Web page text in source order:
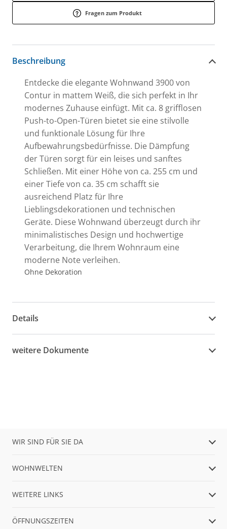
Fragen zum Produkt
Beschreibung
Entdecke die elegante Wohnwand 3900 von
Contur in mattem Weiß, die sich perfekt in Ihr
modernes Zuhause einfügt. Mit ca. 8 grifflosen
Push-to-Open-Türen bietet sie eine stilvolle
und funktionale Lösung für Ihre
Aufbewahrungsbedürfnisse. Die Dämpfung
der Türen sorgt für ein leises und sanftes
Schließen. Mit einer Höhe von ca. 255 cm und
einer Tiefe von ca. 35 cm schafft sie
ausreichend Platz für Ihre
Lieblingsdekorationen und technischen
Geräte. Diese Wohnwand überzeugt durch ihr
minimalistisches Design und hochwertige
Verarbeitung, die Ihrem Wohnraum eine
moderne Note verleihen.
Ohne Dekoration
Details
weitere Dokumente
WIR SIND FÜR SIE DA
WOHNWELTEN
WEITERE LINKS
ÖFFNUNGSZEITEN